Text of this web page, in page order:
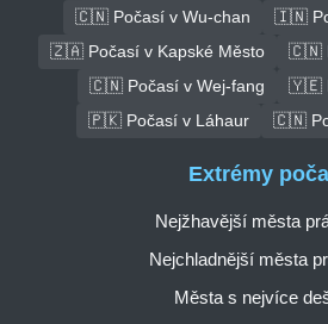
🇨🇳 Počasí v Wu-chan
🇮🇳
🇿🇦 Počasí v Kapské Město
🇨🇳
🇨🇳 Počasí v Wej-fang
🇾🇪
🇵🇰 Počasí v Láhaur
🇨🇳
Extrémy
Nejžhavější města
Nejchladnější města
Města s nejvíce